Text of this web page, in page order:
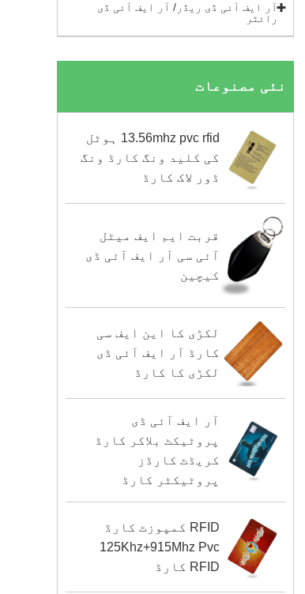
آر ایف آئی ڈی ریڈر/ آر ایف آئی ڈی
رائٹر
نئی مصنوعات
13.56mhz pvc rfid ہوٹل
کی کلید ونگ کارڈ ونگ
ڈور لاک کارڈ
قربت ایم ایف میٹل
آئی سی آر ایف آئی ڈی
کیچین
لکڑی کا این ایف سی
کارڈ آر ایف آئی ڈی
لکڑی کا کارڈ
آر ایف آئی ڈی
پروٹیکٹ بلاکر کارڈ
کریڈٹ کارڈز
پروٹیکٹر کارڈ
RFID کمپوزٹ کارڈ
125Khz+915Mhz Pvc
RFID کارڈ